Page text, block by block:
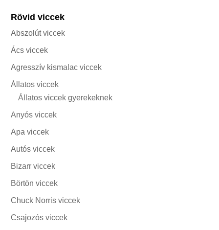
Rövid viccek
Abszolút viccek
Ács viccek
Agresszív kismalac viccek
Állatos viccek
Állatos viccek gyerekeknek
Anyós viccek
Apa viccek
Autós viccek
Bizarr viccek
Börtön viccek
Chuck Norris viccek
Csajozós viccek